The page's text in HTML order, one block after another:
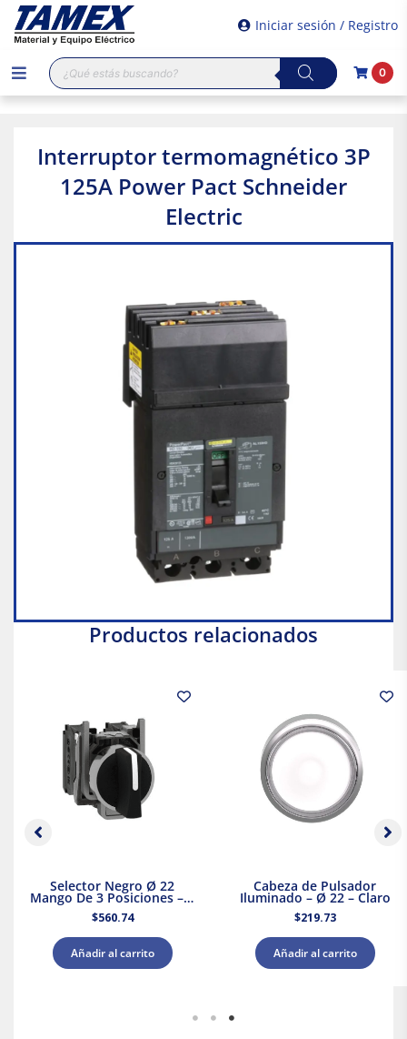
Iniciar sesión / Registro
Búsqueda
de
productos
0
Interruptor termomagnético 3P
125A Power Pact Schneider
Electric
Productos relacionados
Selector Negro Ø 22
Mango De 3 Posiciones – 2
Na
$560.74
Añadir al carrito
Cabeza de Pulsador
Iluminado – Ø 22 – Claro
$219.73
Añadir al carrito